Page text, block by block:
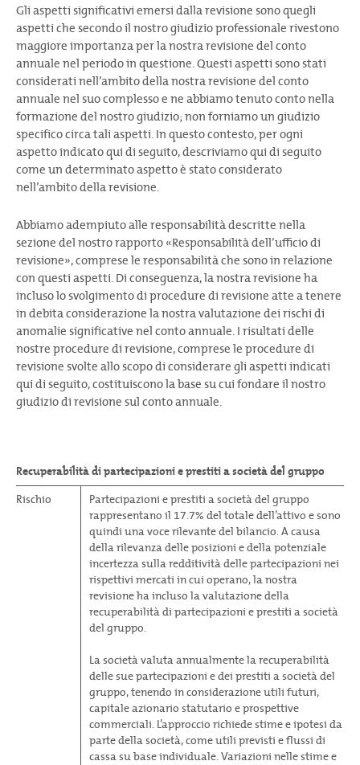
Gli aspetti significativi emersi dalla revisione sono quegli
aspetti che secondo il nostro giudizio professionale rivestono
maggiore importanza per la nostra revisione del conto
annuale nel periodo in questione. Questi aspetti sono stati
considerati nell’ambito della nostra revisione del conto
annuale nel suo complesso e ne abbiamo tenuto conto nella
formazione del nostro giudizio; non forniamo un giudizio
specifico circa tali aspetti. In questo contesto, per ogni
aspetto indicato qui di seguito, descriviamo qui di seguito
come un determinato aspetto è stato considerato
nell’ambito della revisione.
Abbiamo adempiuto alle responsabilità descritte nella
sezione del nostro rapporto «Responsabilità dell’ufficio di
revisione», comprese le responsabilità che sono in relazione
con questi aspetti. Di conseguenza, la nostra revisione ha
incluso lo svolgimento di procedure di revisione atte a tenere
in debita considerazione la nostra valutazione dei rischi di
anomalie significative nel conto annuale. I risultati delle
nostre procedure di revisione, comprese le procedure di
revisione svolte allo scopo di considerare gli aspetti indicati
qui di seguito, costituiscono la base su cui fondare il nostro
giudizio di revisione sul conto annuale.
Recuperabilità di partecipazioni e prestiti a società del gruppo
Rischio
Partecipazioni e prestiti a società del gruppo
rappresentano il 17.7% del totale dell’attivo e sono
quindi una voce rilevante del bilancio. A causa
della rilevanza delle posizioni e della potenziale
incertezza sulla redditività delle partecipazioni nei
rispettivi mercati in cui operano, la nostra
revisione ha incluso la valutazione della
recuperabilità di partecipazioni e prestiti a società
del gruppo.
La società valuta annualmente la recuperabilità
delle sue partecipazioni e dei prestiti a società del
gruppo, tenendo in considerazione utili futuri,
capitale azionario statutario e prospettive
commerciali. L’approccio richiede stime e ipotesi da
parte della società, come utili previsti e flussi di
cassa su base individuale. Variazioni nelle stime e